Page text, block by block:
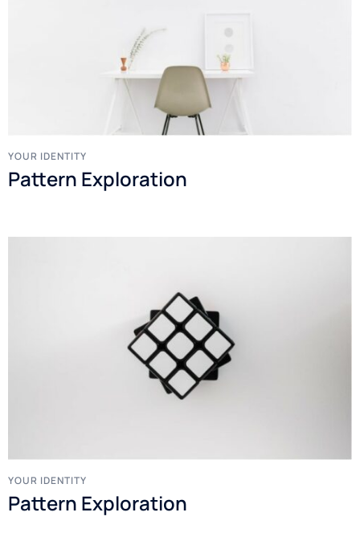
YOUR IDENTITY
Pattern Exploration
YOUR IDENTITY
Pattern Exploration